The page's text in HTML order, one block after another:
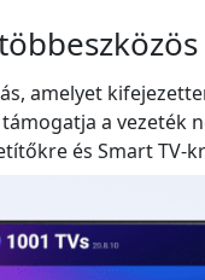
amelyet
a vezeték
és Smart TV-